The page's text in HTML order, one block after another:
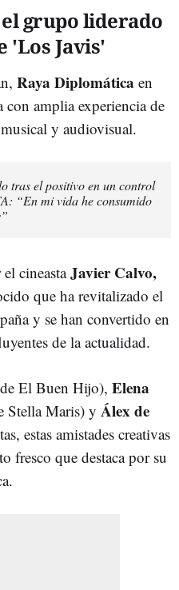
grupo liderado
'Los Javis'
Raya Diplomática en
amplia experiencia de
y audiovisual.
tras el positivo en un control
“En mi vida he consumido
cineastaJavier Calvo,
que ha revitalizado el
y se han convertido en
de la actualidad.
El Buen Hijo), Elena
Stella Maris) y Álex de
estas amistades creativas
fresco que destaca por su